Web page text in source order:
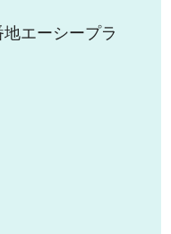
エーシープラ